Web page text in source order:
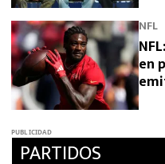
NFL
en